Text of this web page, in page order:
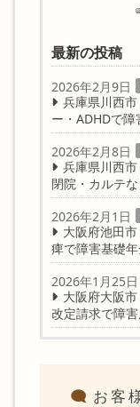
最新の投稿
2026年2月9日
兵庫県川西
ー・ADHDで
2026年2月8日
兵庫県川西
閉院・カルテ
2026年2月1日
大阪府池田
痺で障害基礎
2026年1月25日
大阪府大阪
改定請求で障
お客